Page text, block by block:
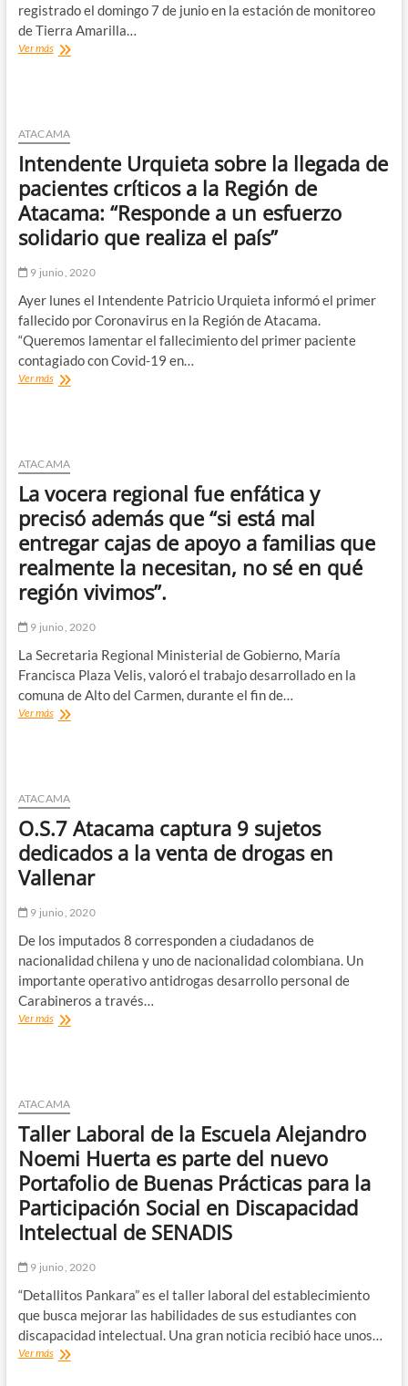
registrado el domingo 7 de junio en la estación de monitoreo
de Tierra Amarilla…
Ver másSMA
ENAMI
tras
superación
de
niveles
de
dióxido
de
ATACAMA
Intendente Urquieta sobre la llegada de
pacientes críticos a la Región de
Atacama: “Responde a un esfuerzo
solidario que realiza el país”
9 junio, 2020
Ayer lunes el Intendente Patricio Urquieta informó el primer
fallecido por Coronavirus en la Región de Atacama.
“Queremos lamentar el fallecimiento del primer paciente
contagiado con Covid-19 en…
Ver másIntendente
de
pacientes
críticos
la
Región
de
Atacama:
“Responde
un
solidario
que
realiza
país”
ATACAMA
La vocera regional fue enfática y
precisó además que “si está mal
entregar cajas de apoyo a familias que
realmente la necesitan, no sé en qué
región vivimos”.
9 junio, 2020
La Secretaria Regional Ministerial de Gobierno, María
Francisca Plaza Velis, valoró el trabajo desarrollado en la
comuna de Alto del Carmen, durante el fin de…
Ver másLa
y
precisó
además
que
“si
está
entregar
de
apoyo
a
que
realmente
en
región
vivimos”.
ATACAMA
O.S.7 Atacama captura 9 sujetos
dedicados a la venta de drogas en
Vallenar
9 junio, 2020
De los imputados 8 corresponden a ciudadanos de
nacionalidad chilena y uno de nacionalidad colombiana. Un
importante operativo antidrogas desarrollo personal de
Carabineros a través…
Ver másO.S.7
dedicados
a
la
venta
de
drogas
en
Vallenar
ATACAMA
Taller Laboral de la Escuela Alejandro
Noemi Huerta es parte del nuevo
Portafolio de Buenas Prácticas para la
Participación Social en Discapacidad
Intelectual de SENADIS
9 junio, 2020
“Detallitos Pankara” es el taller laboral del establecimiento
que busca mejorar las habilidades de sus estudiantes con
discapacidad intelectual. Una gran noticia recibió hace unos…
Ver másTaller